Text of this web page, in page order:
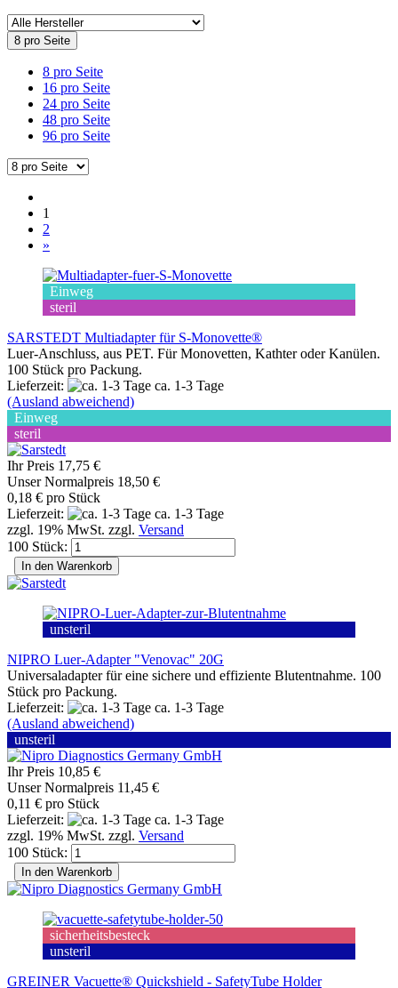
8 pro Seite
8 pro Seite
16 pro Seite
24 pro Seite
48 pro Seite
96 pro Seite
1
2
»
Einweg
steril
SARSTEDT Multiadapter für S-Monovette®
Luer-Anschluss, aus PET. Für Monovetten, Kathter oder Kanülen.
100 Stück pro Packung.
Lieferzeit:
ca. 1-3 Tage
(Ausland abweichend)
Einweg
steril
Ihr Preis 17,75 €
Unser Normalpreis 18,50 €
0,18 € pro Stück
Lieferzeit:
ca. 1-3 Tage
zzgl. 19% MwSt. zzgl. Versand
100 Stück:
In den Warenkorb
unsteril
NIPRO Luer-Adapter "Venovac" 20G
Universaladapter für eine sichere und effiziente Blutentnahme. 100
Stück pro Packung.
Lieferzeit:
ca. 1-3 Tage
(Ausland abweichend)
unsteril
Ihr Preis 10,85 €
Unser Normalpreis 11,45 €
0,11 € pro Stück
Lieferzeit:
ca. 1-3 Tage
zzgl. 19% MwSt. zzgl. Versand
100 Stück:
In den Warenkorb
sicherheitsbesteck
unsteril
GREINER Vacuette® Quickshield - SafetyTube Holder